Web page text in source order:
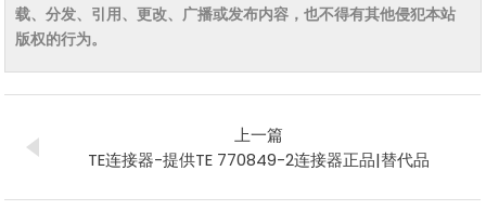
载、分发、引用、更改、广播或发布内容，也不得有其他侵犯本站
版权的行为。
上一篇
TE连接器-提供TE 770849-2连接器正品|替代品